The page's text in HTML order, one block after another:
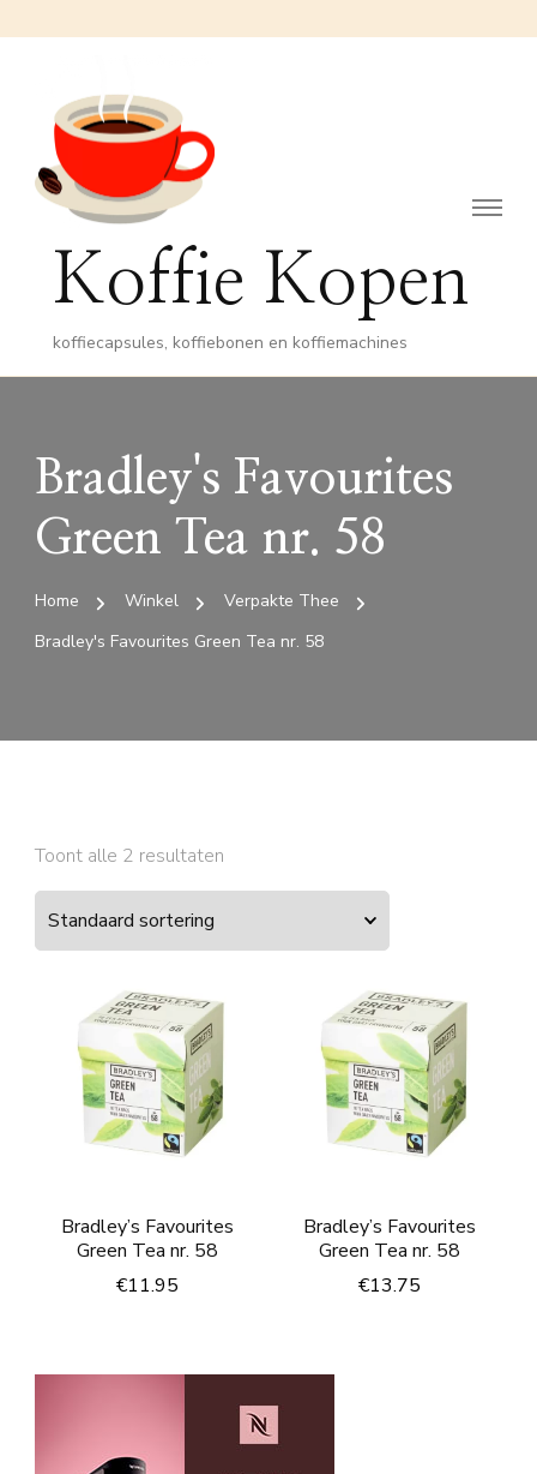
Koffie Kopen
koffiecapsules, koffiebonen en koffiemachines
Bradley's Favourites
Green Tea nr. 58
Home Winkel
Verpakte Thee
Bradley's Favourites Green Tea nr. 58
Toont alle 2 resultaten
Bradley’s Favourites
Green Tea nr. 58
€11.95
Bradley’s Favourites
Green Tea nr. 58
€13.75